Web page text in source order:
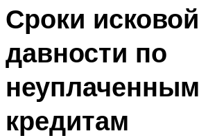
Сроки исковой
давности по
неуплаченным
кредитам